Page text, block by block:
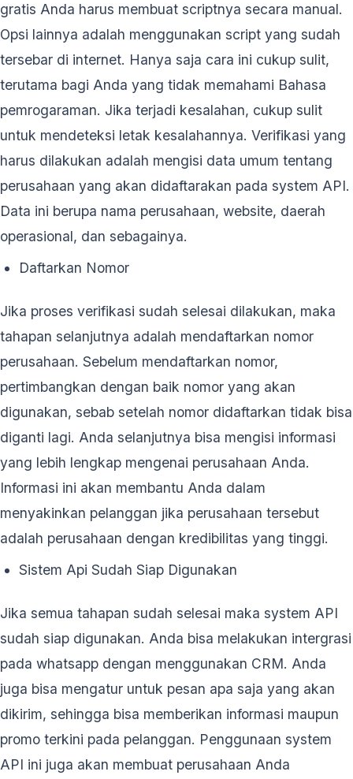
gratis Anda harus membuat scriptnya secara manual.
Opsi lainnya adalah menggunakan script yang sudah
tersebar di internet. Hanya saja cara ini cukup sulit,
terutama bagi Anda yang tidak memahami Bahasa
pemrogaraman. Jika terjadi kesalahan, cukup sulit
untuk mendeteksi letak kesalahannya. Verifikasi yang
harus dilakukan adalah mengisi data umum tentang
perusahaan yang akan didaftarakan pada system API.
Data ini berupa nama perusahaan, website, daerah
operasional, dan sebagainya.
Daftarkan Nomor
Jika proses verifikasi sudah selesai dilakukan, maka
tahapan selanjutnya adalah mendaftarkan nomor
perusahaan. Sebelum mendaftarkan nomor,
pertimbangkan dengan baik nomor yang akan
digunakan, sebab setelah nomor didaftarkan tidak bisa
diganti lagi. Anda selanjutnya bisa mengisi informasi
yang lebih lengkap mengenai perusahaan Anda.
Informasi ini akan membantu Anda dalam
menyakinkan pelanggan jika perusahaan tersebut
adalah perusahaan dengan kredibilitas yang tinggi.
Sistem Api Sudah Siap Digunakan
Jika semua tahapan sudah selesai maka system API
sudah siap digunakan. Anda bisa melakukan intergrasi
pada whatsapp dengan menggunakan CRM. Anda
juga bisa mengatur untuk pesan apa saja yang akan
dikirim, sehingga bisa memberikan informasi maupun
promo terkini pada pelanggan. Penggunaan system
API ini juga akan membuat perusahaan Anda